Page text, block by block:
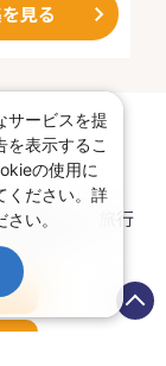
見る
ています。旅行
ます。
サービスを提
表示するこ
の使用に
ください。詳
い。